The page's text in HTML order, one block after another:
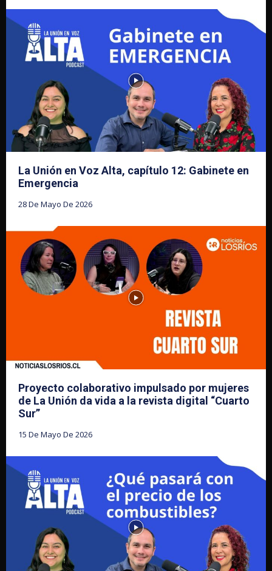
La Unión en Voz Alta, capítulo 12: Gabinete en
Emergencia
28 De Mayo De 2026
Proyecto colaborativo impulsado por mujeres
de La Unión da vida a la revista digital “Cuarto
Sur”
15 De Mayo De 2026